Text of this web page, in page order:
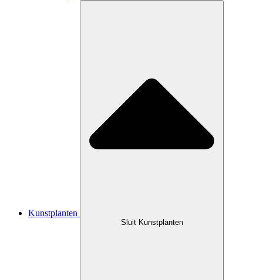
Kunstplanten
Sluit Kunstplanten